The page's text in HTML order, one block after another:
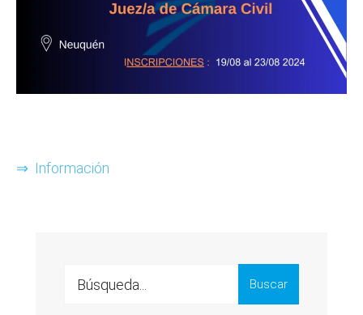
⇒ Información
Search
Buscar